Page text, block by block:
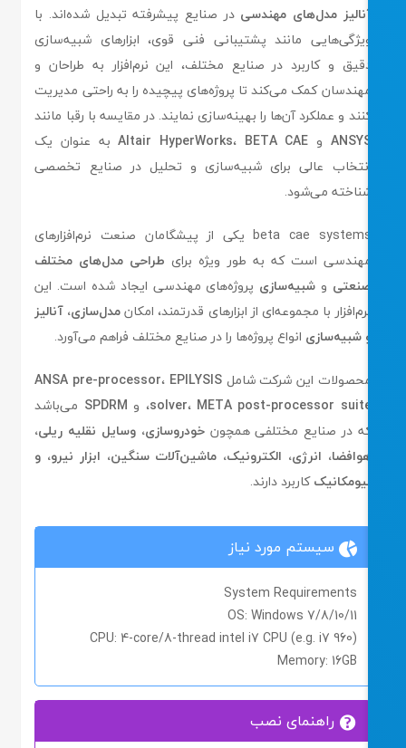
مدل‌های مهندسیدر صنایع پیشرفته تبدیل شده‌اند. با
مانند پشتیبانی فنی قوی، ابزارهای شبیه‌سازی
و کاربرد در صنایع مختلف، این نرم‌افزار به طراحان و
کمک می‌کند تا پروژه‌های پیچیده را به راحتی مدیریت
و عملکرد آن‌ها را بهینه‌سازی نمایند. در مقایسه با رقبا مانند
و Altair HyperWorks، BETA CAE
به عنوان یک
عالی برای شبیه‌سازی و تحلیل در صنایع تخصصی
می‌شود.
beta cae systems یکی از پیشگامان صنعت نرم‌افزارهای
است که به طور ویژه برایطراحی مدل‌های مختلف
وشبیه‌سازیپروژه‌های مهندسی ایجاد شده است. این
با مجموعه‌ای از ابزارهای قدرتمند، امکان مدل‌سازی، آنالیز
شبیه‌سازیانواع پروژه‌ها را در صنایع مختلف فراهم می‌آورد.
این شرکت شامل
ANSA pre-processor،EPILYSIS
solver، META post-processor ، وSPDRMمی‌باشد
در صنایع مختلفی همچونخودروسازی، وسایل نقلیه ریلی،
انرژی، الکترونیک، ماشین‌آلات سنگین، ابزار نیرو، و
کاربرد دارند.
سیستم مورد نیاز
System Requirements
OS: Windows 7/8/10/11
CPU: 4-core/8-thread intel i7 CPU (e.g. i7 960)
Memory
راهنمای نصب